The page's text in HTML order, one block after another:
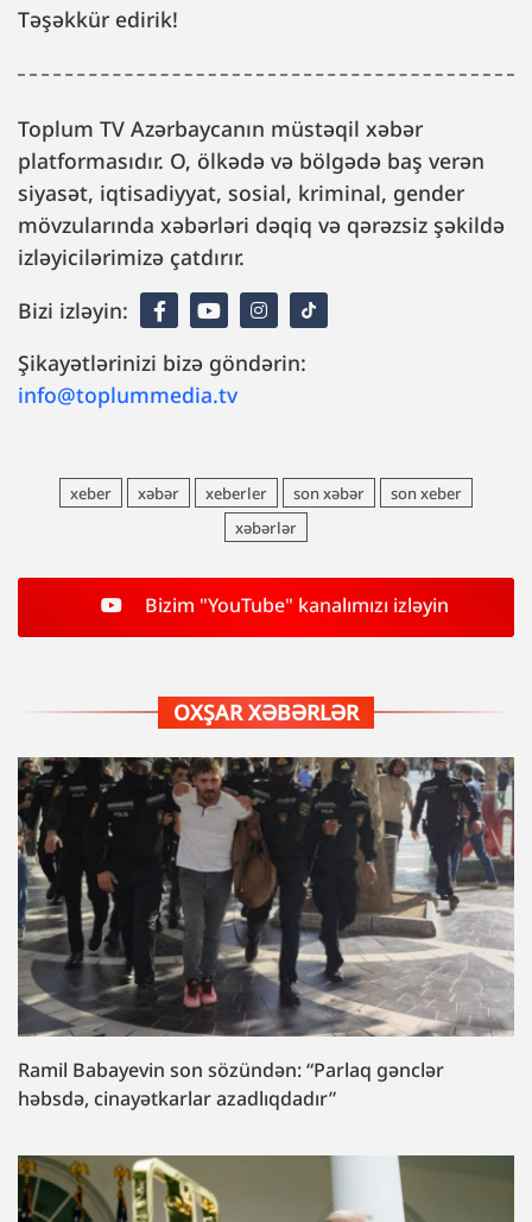
Təşəkkür edirik!
Toplum TV Azərbaycanın müstəqil xəbər
platformasıdır. O, ölkədə və bölgədə baş verən
siyasət, iqtisadiyyat, sosial, kriminal, gender
mövzularında xəbərləri dəqiq və qərəzsiz şəkildə
izləyicilərimizə çatdırır.
Bizi izləyin:
Şikayətlərinizi bizə göndərin:
info@toplummedia.tv
xeber xəbər xeberler son xəbər
son xeber
xəbərlər
Bizim "YouTube" kanalımızı izləyin
OXŞAR XƏBƏRLƏR
Ramil Babayevin son sözündən: “Parlaq gənclər
həbsdə, cinayətkarlar azadlıqdadır”